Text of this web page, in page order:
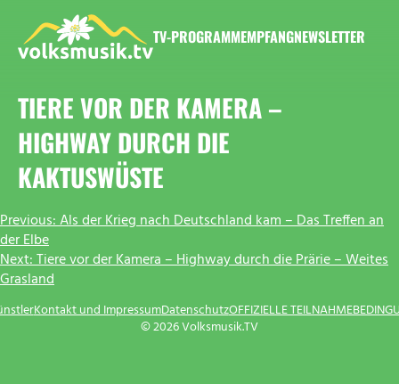
Inhalt
springen
TV-PROGRAMMEMPFANGNEWSLETTER
TIERE VOR DER KAMERA –
HIGHWAY DURCH DIE
KAKTUSWÜSTE
BEITRAGSNAVIGATION
Previous:Als der Krieg nach Deutschland kam – Das Treffen an
der Elbe
Next:Tiere vor der Kamera – Highway durch die Prärie – Weites
Grasland
© 2026 Volksmusik.TV
Kontakt und ImpressumDatenschutzOFFIZIELLE